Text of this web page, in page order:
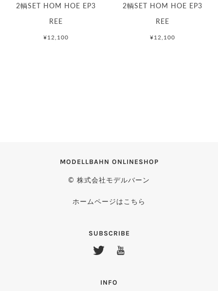
2輌SET HOM HOE EP3
REE
¥12,100
2輌SET HOM HOE EP3
REE
¥12,100
MODELLBAHN ONLINESHOP
© 株式会社モデルバーン
ホームページはこちら
SUBSCRIBE
INFO